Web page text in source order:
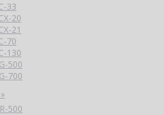
33
20
21
70
130
500
700
500